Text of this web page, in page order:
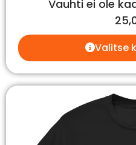
Vauhti ei ole
Valitse